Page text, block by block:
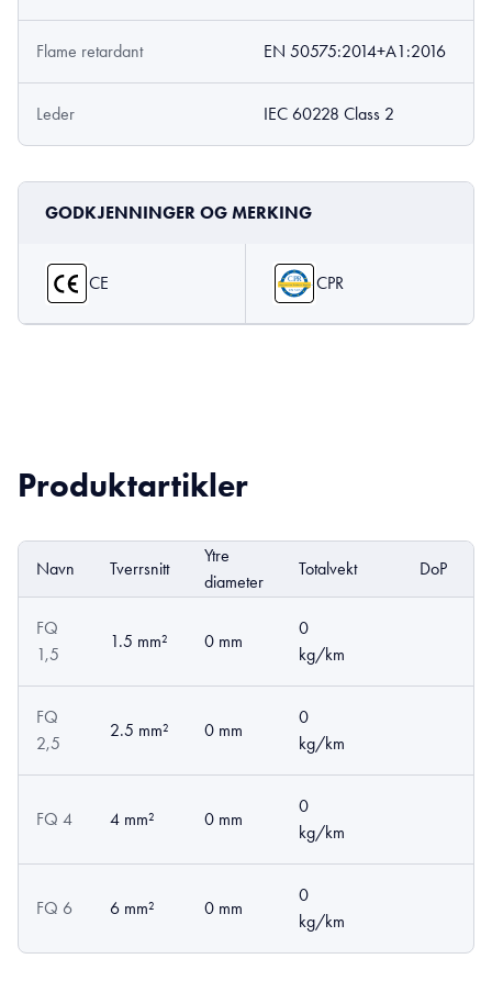
Flame retardant EN 50575:2014+A1:2016
Leder IEC 60228 Class 2
GODKJENNINGER OG MERKING
CE CPR
Produktartikler
Navn Tverrsnitt
Ytre
diameter
Totalvekt DoP
FQ
1,5
1.5 mm² 0 mm
0
kg/km
FQ
2,5
2.5 mm² 0 mm
0
kg/km
FQ 4 4 mm² 0 mm
0
kg/km
FQ 6 6 mm² 0 mm
0
kg/km